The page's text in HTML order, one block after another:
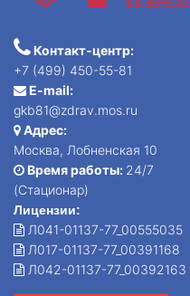
Контакт-центр:
+7 (499) 450-55-81
E-mail:
gkb81@zdrav.mos.ru
Адрес:
Москва, Лобненская 10
Время работы: 24/7
(Стационар)
Лицензии:
Л041-01137-77_00555035
Л017-01137-77_00391168
Л042-01137-77_00392163